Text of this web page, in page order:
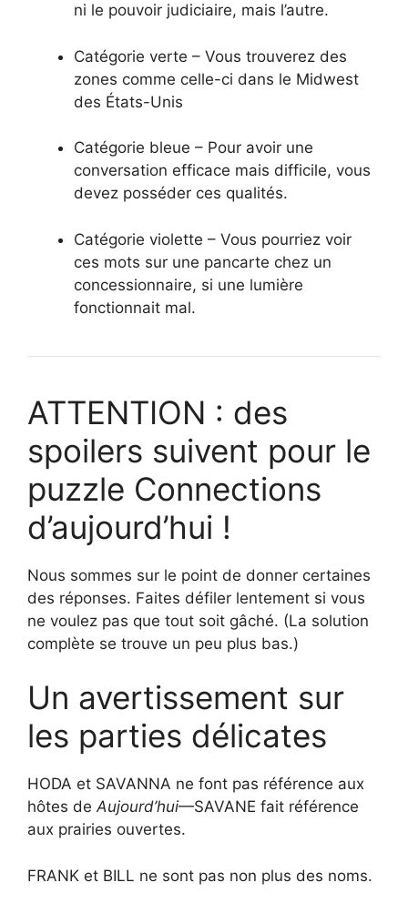
ni le pouvoir judiciaire, mais l’autre.
Catégorie verte – Vous trouverez des
zones comme celle-ci dans le Midwest
des États-Unis
Catégorie bleue – Pour avoir une
conversation efficace mais difficile, vous
devez posséder ces qualités.
Catégorie violette – Vous pourriez voir
ces mots sur une pancarte chez un
concessionnaire, si une lumière
fonctionnait mal.
ATTENTION : des
spoilers suivent pour le
puzzle Connections
d’aujourd’hui !
Nous sommes sur le point de donner certaines
des réponses. Faites défiler lentement si vous
ne voulez pas que tout soit gâché. (La solution
complète se trouve un peu plus bas.)
Un avertissement sur
les parties délicates
HODA et SAVANNA ne font pas référence aux
hôtes deAujourd’hui—SAVANE fait référence
aux prairies ouvertes.
FRANK et BILL ne sont pas non plus des noms.